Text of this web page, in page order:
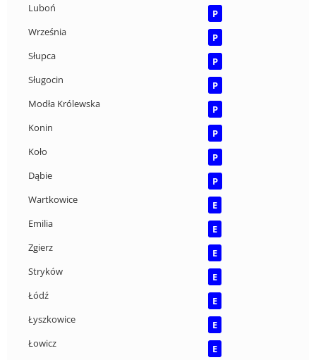
Luboń
P
Września
P
Słupca
P
Sługocin
P
Modła Królewska
P
Konin
P
Koło
P
Dąbie
P
Wartkowice
E
Emilia
E
Zgierz
E
Stryków
E
Łódź
E
Łyszkowice
E
Łowicz
E